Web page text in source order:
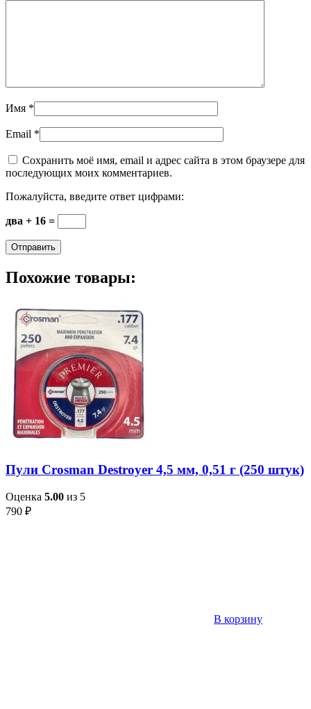
Имя *
Email *
Сохранить моё имя, email и адрес сайта в этом браузере для
последующих моих комментариев.
Пожалуйста, введите ответ цифрами:
два + 16 =
Похожие товары:
Пули Crosman Destroyer 4,5 мм, 0,51 г (250 штук)
Оценка 5.00 из 5
790 ₽
В корзину